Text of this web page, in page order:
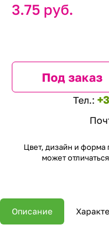
3.75 руб.
Под заказ
Тел.:
Цвет, дизайн и форма
может
Описание